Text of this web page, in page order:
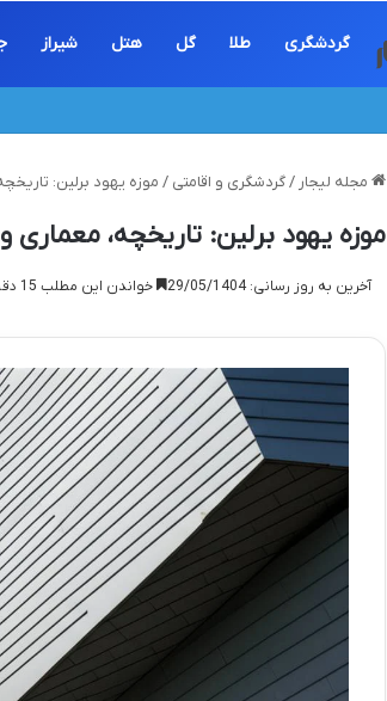
گردشگری طلا گل هتل شیراز
مجله لیجار / گردشگری و اقامتی / موزه یهود برلین:
موزه یهود برلین: تاریخچه، معماری
آخرین به روز رسانی: 29/05/1404 خواندن این مطلب 15 دقیقه زمان میبرد